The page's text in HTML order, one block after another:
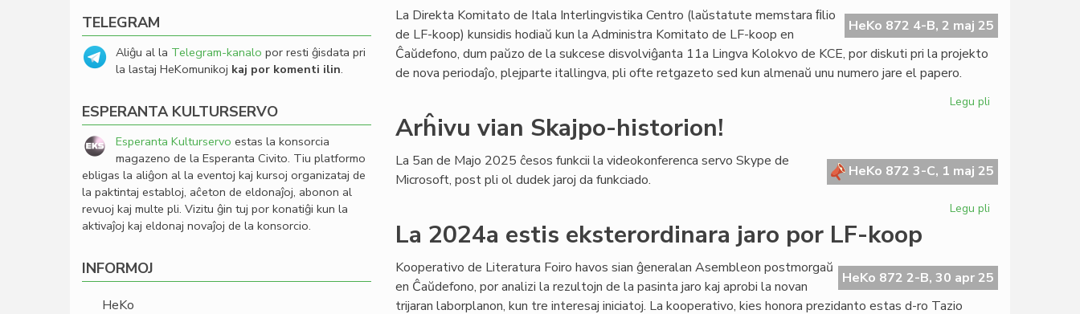
du
HeKo 872 4-B, 2 maj 25
La Direkta Komitato de Itala Interlingvistika Centro (laŭstatute memstara ﬁlio
de LF-koop) kunsidis hodiaŭ kun la Administra Komitato de LF-koop en
Ĉaŭdefono, dum paŭzo de la sukcese disvolviĝanta 11a Lingva Kolokvo de KCE, por diskuti pri la projekto
de nova periodaĵo, plejparte itallingva, pli ofte retgazeto sed kun almenaŭ unu numero jare el papero.
Legu pli
de
nova
Arĥivu vian Skajpo-historion!
HeKo 872 3-C, 1 maj 25
La 5an de Majo 2025 ĉesos funkcii la videokonferenca servo Skype de
Microsoft, post pli ol dudek jaroj da funkciado.
Legu pli
historion!
La 2024a estis eksterordinara jaro por LF-koop
HeKo 872 2-B, 30 apr 25
Kooperativo de Literatura Foiro havos sian ĝeneralan Asembleon postmorgaŭ
en Ĉaŭdefono, por analizi la rezultojn de la pasinta jaro kaj aprobi la novan
trijaran laborplanon, kun tre interesaj iniciatoj. La kooperativo, kies honora prezidanto estas d-ro Tazio
TELEGRAM
Aliĝu al la Telegram-kanalo por resti ĝisdata pri
la lastaj HeKomunikoj kaj por komenti ilin.
ESPERANTA KULTURSERVO
Esperanta Kulturservo estas la konsorcia
magazeno de la Esperanta Civito. Tiu platformo
ebligas la aliĝon al la eventoj kaj kursoj organizataj de
la paktintaj establoj, aĉeton de eldonaĵoj, abonon al
revuoj kaj multe pli. Vizitu ĝin tuj por konatiĝi kun la
aktivaĵoj kaj eldonaj novaĵoj de la konsorcio.
INFORMOJ
HeKo